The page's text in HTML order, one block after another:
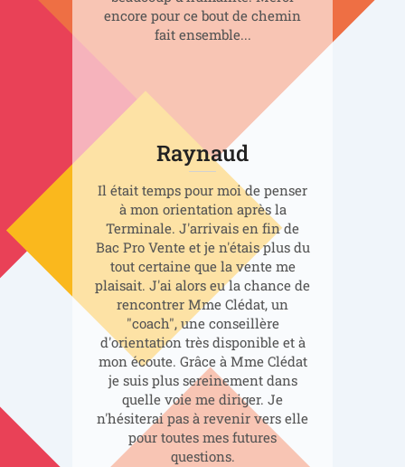
encore pour ce bout de chemin
fait ensemble...
Raynaud
Il était temps pour moi de penser
à mon orientation après la
Terminale. J'arrivais en fin de
Bac Pro Vente et je n'étais plus du
tout certaine que la vente me
plaisait. J'ai alors eu la chance de
rencontrer Mme Clédat, un
"coach", une conseillère
d'orientation très disponible et à
mon écoute. Grâce à Mme Clédat
je suis plus sereinement dans
quelle voie me diriger. Je
n'hésiterai pas à revenir vers elle
pour toutes mes futures
questions.